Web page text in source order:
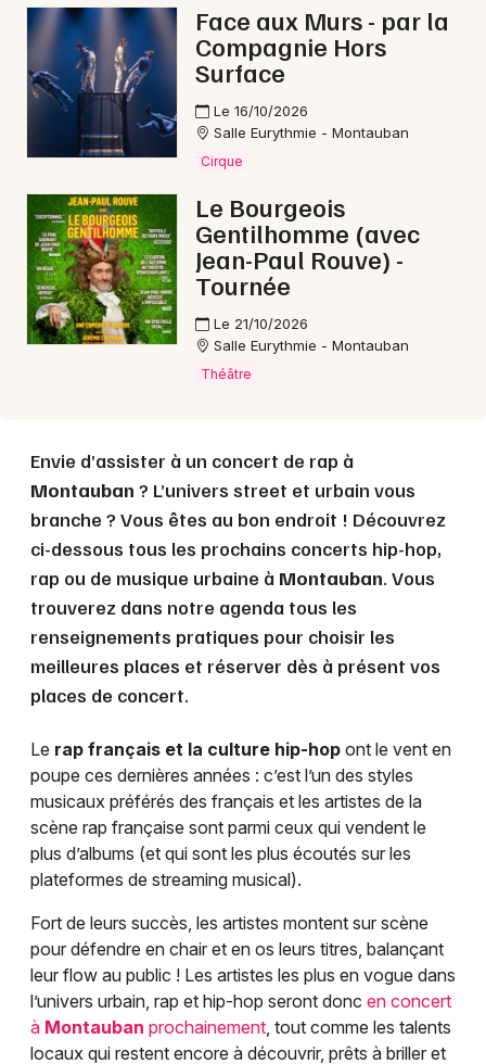
Choisir mes départements
Mon email
Je m'abonne
Face aux Murs - par la
Compagnie Hors
Surface
Le 16/10/2026
Salle Eurythmie - Montauban
Cirque
Le Bourgeois
Gentilhomme (avec
Jean-Paul Rouve) -
Tournée
Le 21/10/2026
Salle Eurythmie - Montauban
Théâtre
Envie d’assister à un concert de rap à
Montauban ? L’univers street et urbain vous
branche ? Vous êtes au bon endroit ! Découvrez
ci-dessous tous les prochains concerts hip-hop,
rap ou de musique urbaine à Montauban. Vous
trouverez dans notre agenda tous les
renseignements pratiques pour choisir les
meilleures places et réserver dès à présent vos
places de concert.
Le rap français et la culture hip-hop ont le vent en
poupe ces dernières années : c’est l’un des styles
musicaux préférés des français et les artistes de la
scène rap française sont parmi ceux qui vendent le
plus d’albums (et qui sont les plus écoutés sur les
plateformes de streaming musical).
Fort de leurs succès, les artistes montent sur scène
pour défendre en chair et en os leurs titres, balançant
leur flow au public ! Les artistes les plus en vogue dans
l’univers urbain, rap et hip-hop seront donc en concert
à Montauban prochainement, tout comme les talents
locaux qui restent encore à découvrir, prêts à briller et